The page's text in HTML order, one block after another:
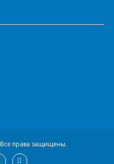
Все права защищены.